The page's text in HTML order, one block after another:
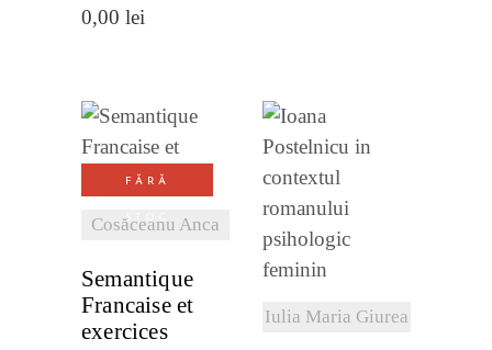
0,00 lei
FĂRĂ
STOC
Cosăceanu Anca
VEZI
DETALII
Semantique
Francaise et
exercices
Iulia Maria Giurea
DETALII